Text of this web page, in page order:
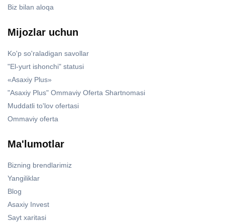
Biz bilan aloqa
Mijozlar uchun
Ko'p so'raladigan savollar
"El-yurt ishonchi" statusi
«Asaxiy Plus»
"Asaxiy Plus" Ommaviy Oferta Shartnomasi
Muddatli to'lov ofertasi
Ommaviy oferta
Ma'lumotlar
Bizning brendlarimiz
Yangiliklar
Blog
Asaxiy Invest
Sayt xaritasi